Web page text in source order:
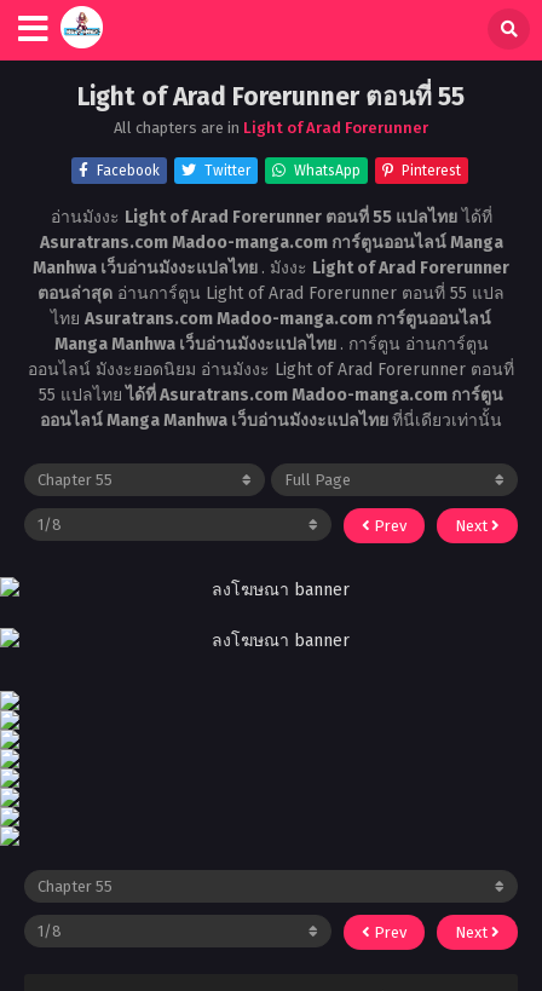
Light of Arad Forerunner ตอนที่ 55
All chapters are in Light of Arad Forerunner
Facebook Twitter WhatsApp Pinterest
อ่านมังงะ Light of Arad Forerunner ตอนที่ 55 แปลไทยได้ที่
Asuratrans.com Madoo-manga.com การ์ตูนออนไลน์ Manga
Manhwa เว็บอ่านมังงะแปลไทย . มังงะ Light of Arad Forerunner
ตอนล่าสุด อ่านการ์ตูน Light of Arad Forerunner ตอนที่ 55 แปล
ไทย Asuratrans.com Madoo-manga.com การ์ตูนออนไลน์
Manga Manhwa เว็บอ่านมังงะแปลไทย . การ์ตูน อ่านการ์ตูน
ออนไลน์ มังงะยอดนิยม อ่านมังงะ Light of Arad Forerunner ตอนที่
55 แปลไทยได้ที่ Asuratrans.com Madoo-manga.com การ์ตูน
ออนไลน์ Manga Manhwa เว็บอ่านมังงะแปลไทยที่นี่เดียวเท่านั้น
Prev Next
Prev Next